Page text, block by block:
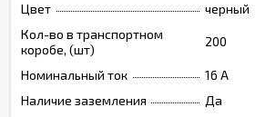
Цвет
черный
Кол-во в транспортном
коробе, (шт)
200
Номинальный ток
16 A
Наличие заземления
Да